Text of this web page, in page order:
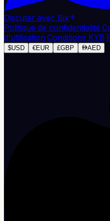
Discuter avec Bix
Politique de confidentialité·
d'utilisation·Conditions KYB·
$USD €EUR £GBP AED